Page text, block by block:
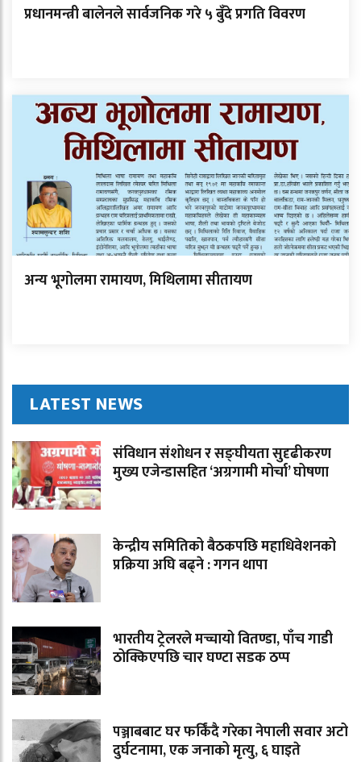
प्रधानमन्त्री बालेनले सार्वजनिक गरे ५ बुँदे प्रगति विवरण
अन्य भूगोलमा रामायण, मिथिलामा सीतायण
LATEST NEWS
संविधान संशोधन र सङ्घीयता सुदृढीकरण
मुख्य एजेन्डासहित ‘अग्रगामी मोर्चा’ घोषणा
केन्द्रीय समितिको बैठकपछि महाधिवेशनको
प्रक्रिया अघि बढ्ने : गगन थापा
भारतीय ट्रेलरले मच्चायो वितण्डा, पाँच गाडी
ठोक्किएपछि चार घण्टा सडक ठप्प
पञ्जाबबाट घर फर्किंदै गरेका नेपाली सवार अटो
दुर्घटनामा, एक जनाको मृत्यु, ६ घाइते